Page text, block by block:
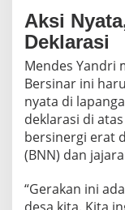
Aksi
Deklarasi
Mendes Yandri
Bersinar ini
nyata di
deklarasi di
bersinergi erat
(BNN) dan
“Gerakan ini